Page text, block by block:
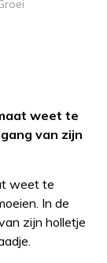
weet te
van zijn
weet te
In de
zijn holletje